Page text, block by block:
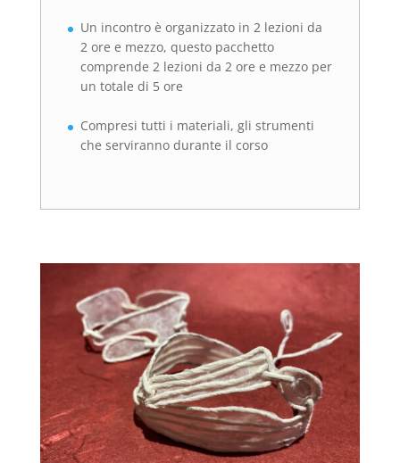
Un incontro è organizzato in 2 lezioni da
2 ore e mezzo, questo pacchetto
comprende 2 lezioni da 2 ore e mezzo per
un totale di 5 ore
Compresi tutti i materiali, gli strumenti
che serviranno durante il corso